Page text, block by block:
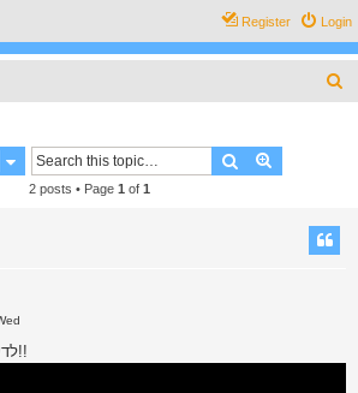
Login
Register
Search
2 posts • Page 1 of 1
לדעתי חובה לראות עד הסוף!!